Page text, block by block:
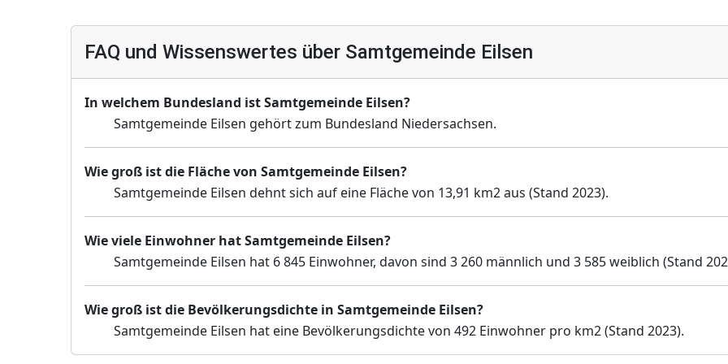
FAQ und Wissenswertes über Samtgemeinde Eilsen
In welchem Bundesland ist Samtgemeinde Eilsen?
Samtgemeinde Eilsen gehört zum Bundesland Niedersachsen.
Wie groß ist die Fläche von Samtgemeinde Eilsen?
Samtgemeinde Eilsen dehnt sich auf eine Fläche von 13,91 km2 aus (Stand 2023).
Wie viele Einwohner hat Samtgemeinde Eilsen?
Samtgemeinde Eilsen hat 6 845 Einwohner, davon sind 3 260 männlich und 3 585 weiblich (Stand
Wie groß ist die Bevölkerungsdichte in Samtgemeinde Eilsen?
Samtgemeinde Eilsen hat eine Bevölkerungsdichte von 492 Einwohner pro km2 (Stand 2023).